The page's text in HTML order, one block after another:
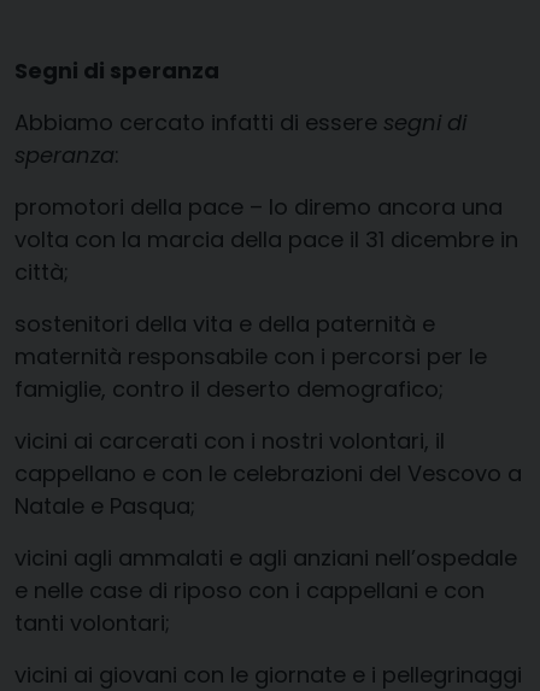
Segni di speranza
Abbiamo cercato infatti di essere segni di
speranza:
promotori della pace – lo diremo ancora una
volta con la marcia della pace il 31 dicembre in
città;
sostenitori della vita e della paternità e
maternità responsabile con i percorsi per le
famiglie, contro il deserto demografico;
vicini ai carcerati con i nostri volontari, il
cappellano e con le celebrazioni del Vescovo a
Natale e Pasqua;
vicini agli ammalati e agli anziani nell’ospedale
e nelle case di riposo con i cappellani e con
tanti volontari;
vicini ai giovani con le giornate e i pellegrinaggi